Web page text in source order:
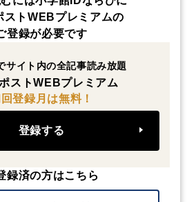
ストWEBプレミアムの
登録が必要です
サイト内の全記事読み放題
ストWEBプレミアム
登録月は無料！
登録する
録済の方はこちら